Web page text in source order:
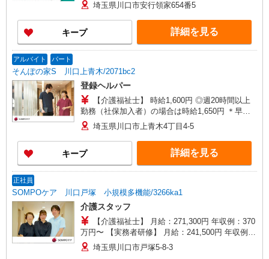
埼玉県川口市安行領家654番5
キープ 詳細を見る
アルバイト パート
そんぽの家S 川口上青木/2071bc2
登録ヘルパー
【介護福祉士】 時給1,600円 ◎週20時間以上
勤務（社保加入者）の場合は時給1,650円 ＊早朝
（〜8:00）：時給2,000円〜 ＊日曜祝日：時給
1,900円〜 【実務者研修・初任者研修（ヘルパー1
級・2級）】 時給1,520円 ◎週20時間以上勤務
（社保加入者）の場合は時給1,570円 ＊早朝（〜
8:00）：時給1,900円〜 ＊日曜祝日：時給1,820
手当：職務時給の60％支給
埼玉県川口市上青木4丁目4-5
キープ 詳細を見る
正社員
SOMPOケア 川口戸塚 小規模多機能/3266ka1
介護スタッフ
【介護福祉士】 月給：271,300円 年収例：370
万円〜 【実務者研修】 月給：241,500円 年収例：
330万円〜 【初任者研修】 月給：232,700円 年収
例：320万円〜 ※職務手当、働きがい向上手当、
埼玉県川口市戸塚5-8-3